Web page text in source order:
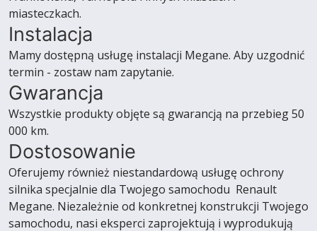
miasteczkach.
Instalacja
Mamy dostępną usługę instalacji Megane. Aby uzgodnić
termin - zostaw nam zapytanie.
Gwarancja
Wszystkie produkty objęte są gwarancją na przebieg 50
000 km.
Dostosowanie
Oferujemy również niestandardową usługę ochrony
silnika specjalnie dla Twojego samochodu Renault
Megane. Niezależnie od konkretnej konstrukcji Twojego
samochodu, nasi eksperci zaprojektują i wyprodukują